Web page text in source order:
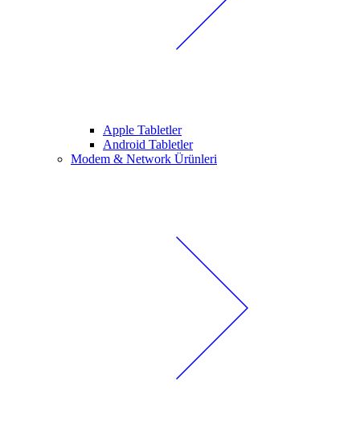
Apple Tabletler
Android Tabletler
Modem & Network Ürünleri